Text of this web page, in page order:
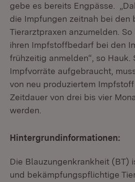
gebe es bereits Engpässe.
die Impfungen zeitnah bei den
Tierarztpraxen anzumelden. So
ihren Impfstoffbedarf bei den
frühzeitig anmelden“, so Hauk.
Impfvorräte aufgebraucht,
von neu produziertem
Zeitdauer von drei bis vier
werden.
Hintergrundinformationen:
Die Blauzungenkrankheit (BT)
und bekämpfungspflichtige